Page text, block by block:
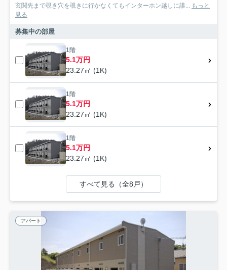
玄関先まで覗き穴を覗きに行かなくてもインターホン越しに誰... もっと
見る
募集中の部屋
1階
5.1万円
23.27㎡ (1K)
1階
5.1万円
23.27㎡ (1K)
1階
5.1万円
23.27㎡ (1K)
すべて見る（全8戸）
アパート